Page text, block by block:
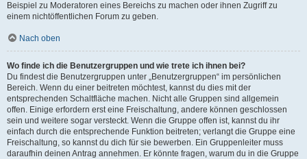
Beispiel zu Moderatoren eines Bereichs zu machen oder ihnen Zugriff zu
einem nichtöffentlichen Forum zu geben.
Nach oben
Wo finde ich die Benutzergruppen und wie trete ich ihnen bei?
Du findest die Benutzergruppen unter „Benutzergruppen“ im persönlichen
Bereich. Wenn du einer beitreten möchtest, kannst du dies mit der
entsprechenden Schaltfläche machen. Nicht alle Gruppen sind allgemein
offen. Einige erfordern erst eine Freischaltung, andere können geschlossen
sein und weitere sogar versteckt. Wenn die Gruppe offen ist, kannst du ihr
einfach durch die entsprechende Funktion beitreten; verlangt die Gruppe eine
Freischaltung, so kannst du dich für sie bewerben. Ein Gruppenleiter muss
daraufhin deinen Antrag annehmen. Er könnte fragen, warum du in die Gruppe